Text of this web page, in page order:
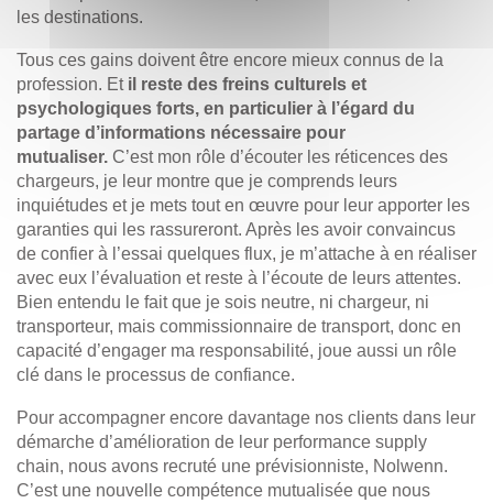
les destinations.
Tous ces gains doivent être encore mieux connus de la
profession. Etil reste des freins culturels et
psychologiques forts, en particulier à l’égard du
partage d’informations nécessaire pour
mutualiser. C’est mon rôle d’écouter les réticences des
chargeurs, je leur montre que je comprends leurs
inquiétudes et je mets tout en œuvre pour leur apporter les
garanties qui les rassureront. Après les avoir convaincus
de confier à l’essai quelques flux, je m’attache à en réaliser
avec eux l’évaluation et reste à l’écoute de leurs attentes.
Bien entendu le fait que je sois neutre, ni chargeur, ni
transporteur, mais commissionnaire de transport, donc en
capacité d’engager ma responsabilité, joue aussi un rôle
clé dans le processus de confiance.
Pour accompagner encore davantage nos clients dans leur
démarche d’amélioration de leur performance supply
chain, nous avons recruté une prévisionniste, Nolwenn.
C’est une nouvelle compétence mutualisée que nous